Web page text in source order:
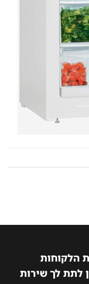
הלקוחות
לתת לך שירות